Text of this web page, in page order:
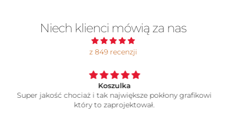
Niech klienci mówią za nas
z 849 recenzji
Koszulka
Super jakość chociaż i tak największe pokłony grafikowi
który to zaprojektował.